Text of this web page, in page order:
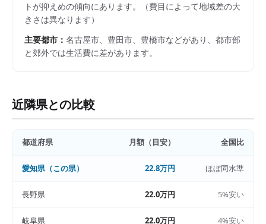
トが抑えめの傾向にあります。
（費目によって地域差の大
きさは異なります）
主要都市： 名古屋市、豊田市、豊橋市などがあり、都市部
と郊外では生活費に差があります。
近隣県との比較
都道府県 月額（目安） 全国比
愛知県（この県） 22.8万円 ほぼ同水準
長野県 22.0万円 5%安い
岐阜県 22.0万円 4%安い